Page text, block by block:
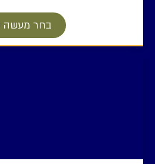
בחר מעשה